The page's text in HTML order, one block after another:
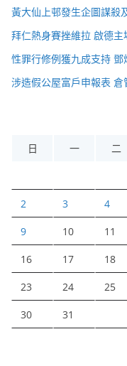
黃大仙上邨發生企圖謀殺
拜仁熱身賽挫維拉 啟德主
性罪行修例獲九成支持
涉造假公屋富戶申報表
日
一 二
2 3 4
9 10 11
16 17 18
23 24 25
30 31